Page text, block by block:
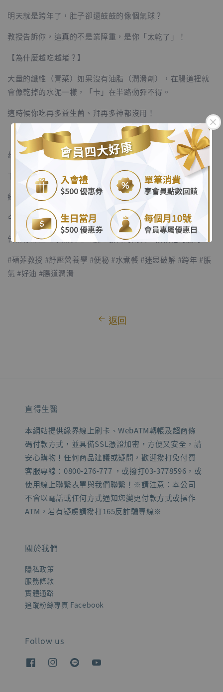
.
明天就是跨年了，肚子卻還鼓鼓的像個氣球？
教授告訴你，這真的不是業障重，是你「太乾了」！
【為什麼越吃越堵？】
大量的纖維（青菜）如果沒有油脂（潤滑劑），在腸道裡就
會像乾掉的水泥一樣，「卡」在半路動彈不得。
這時候你吃再多益生菌、拜再多神都沒用！
【教授的開光儀式】
想讓腸道「順求平安」？
下一餐馬上加一匙 橄欖油 或 酪梨。
給腸道一點潤滑，髒東西才能「滑」出去！
今晚趕快補油，明天跨年才不用帶著一肚子便便倒數喔！
告訴你那位吃水煮餐吃到臉色發白的朋友，救救他的腸胃！
#碩菲教授 #舒壓營養學 #便秘 #水煮餐 #迷思破解 #跨年 #脹
氣 #好油 #腸道潤滑
返回
直得生醫
本網站提供綠界線上刷卡、WebATM轉帳及超商條
碼付款方式，並具備SSL憑證加密，方便又安全，請
安心購物！任何商品建議或疑問，歡迎撥打免付費
客服專線：0800-276-777 ，或撥打03-3778596，或
使用線上聯繫表單與我們聯繫！※請注意：本公司
不會以電話或任何方式通知您變更付款方式或操作
ATM，若有疑慮請撥打165反詐騙專線※
關於我們
隱私政策
服務條款
實體通路
追蹤粉絲專頁 Facebook
Follow us